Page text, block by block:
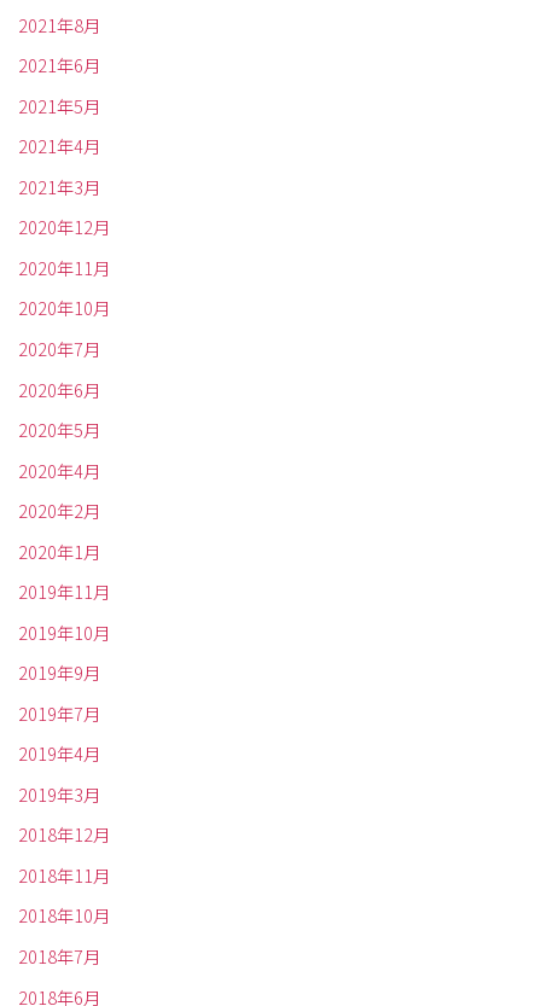
2021年8月
2021年6月
2021年5月
2021年4月
2021年3月
2020年12月
2020年11月
2020年10月
2020年7月
2020年6月
2020年5月
2020年4月
2020年2月
2020年1月
2019年11月
2019年10月
2019年9月
2019年7月
2019年4月
2019年3月
2018年12月
2018年11月
2018年10月
2018年7月
2018年6月